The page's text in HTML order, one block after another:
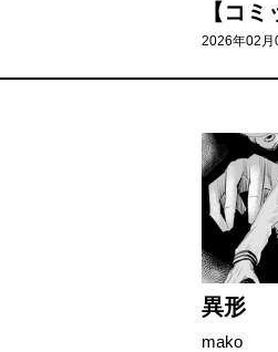
【コ
2026年02月
異形
mako